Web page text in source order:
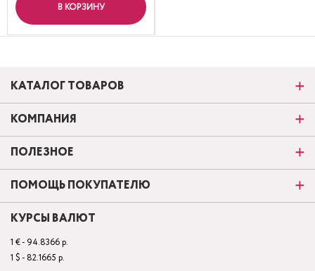
В КОРЗИНУ
КАТАЛОГ ТОВАРОВ
КОМПАНИЯ
ПОЛЕЗНОЕ
ПОМОЩЬ ПОКУПАТЕЛЮ
КУРСЫ ВАЛЮТ
1 € - 94.8366 р.
1 $ - 82.1665 р.